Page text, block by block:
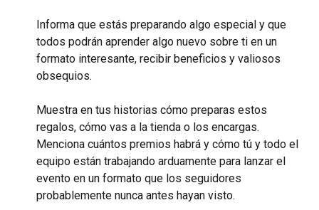
Informa que estás preparando algo especial y que
todos podrán aprender algo nuevo sobre ti en un
formato interesante, recibir beneficios y valiosos
obsequios.
Muestra en tus historias cómo preparas estos
regalos, cómo vas a la tienda o los encargas.
Menciona cuántos premios habrá y cómo tú y todo el
equipo están trabajando arduamente para lanzar el
evento en un formato que los seguidores
probablemente nunca antes hayan visto.